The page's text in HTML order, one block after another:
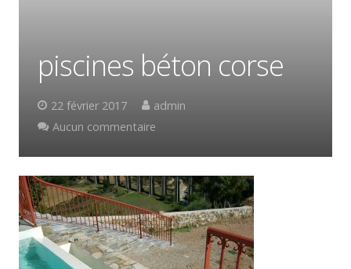
Conseils
Partenaires
piscines béton corse
22 février 2017
admin
Aucun commentaire